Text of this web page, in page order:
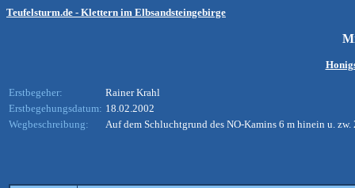
Teufelsturm.de - Klettern im Elbsandsteingebirge
Erstbegeher:
Rainer Krahl
Erstbegehungsdatum: 18.02.2002
Wegbeschreibung:
Auf dem Schluchtgrund des NO-Kamins 6 m hinein u.